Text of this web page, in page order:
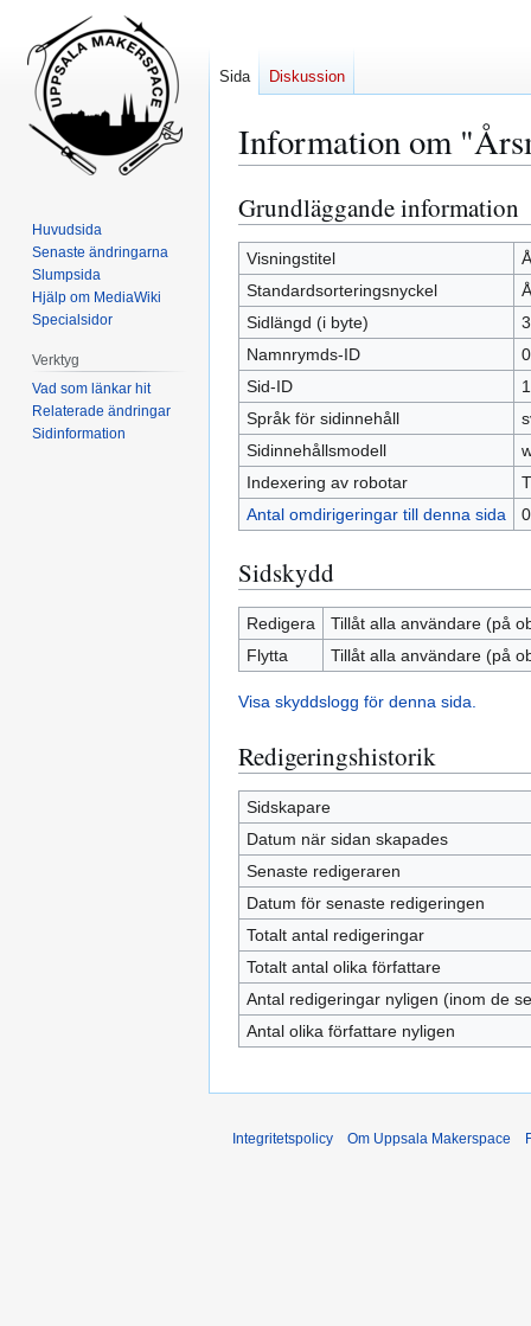
Information om
Hoppa
till
navigering
Hoppa
till
sök
Grundläggande information
Visningstitel
Standardsorteringsnyckel
Sidlängd (i byte)
Namnrymds-ID
0
Sid-ID
Språk för sidinnehåll
Sidinnehållsmodell
Indexering av robotar
Antal omdirigeringar till denna sida
0
Sidskydd
Redigera
Tillåt alla användare (på
Flytta
Tillåt alla användare (på
Visa skyddslogg för denna sida.
Redigeringshistorik
Sidskapare
Datum när sidan skapades
Senaste redigeraren
Datum för senaste redigeringen
Totalt antal redigeringar
Totalt antal olika författare
Antal redigeringar nyligen (inom de
Antal olika författare nyligen
Sida Diskussion
Huvudsida
Senaste ändringarna
Slumpsida
Hjälp om MediaWiki
Specialsidor
Verktyg
Vad som länkar hit
Relaterade ändringar
Sidinformation
Integritetspolicy Om Uppsala Makerspace